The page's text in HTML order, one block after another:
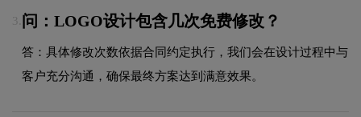
3. 问：LOGO设计包含几次免费修改？
答：具体修改次数依据合同约定执行，我们会在设计过程中与
客户充分沟通，确保最终方案达到满意效果。